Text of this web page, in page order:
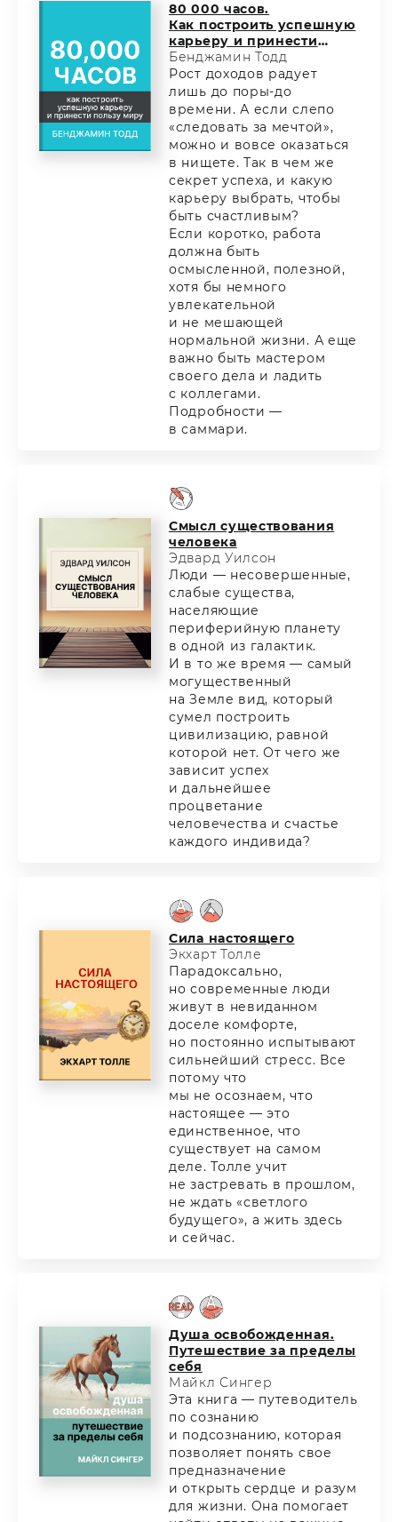
80 000 часов.
Как построить успешную
карьеру и принести
пользу миру
Бенджамин Тодд
Рост доходов радует
лишь до поры-до
времени. А если слепо
«следовать за мечтой»,
можно и вовсе оказаться
в нищете. Так в чем же
секрет успеха, и какую
карьеру выбрать, чтобы
быть счастливым?
Если коротко, работа
должна быть
осмысленной, полезной,
хотя бы немного
увлекательной
и не мешающей
нормальной жизни. А еще
важно быть мастером
своего дела и ладить
с коллегами.
Подробности —
в саммари.
Смысл существования
человека
Эдвард Уилсон
Люди — несовершенные,
слабые существа,
населяющие
периферийную планету
в одной из галактик.
И в то же время — самый
могущественный
на Земле вид, который
сумел построить
цивилизацию, равной
которой нет. От чего же
зависит успех
и дальнейшее
процветание
человечества и счастье
каждого индивида?
Сила настоящего
Экхарт Толле
Парадоксально,
но современные люди
живут в невиданном
доселе комфорте,
но постоянно испытывают
сильнейший стресс. Все
потому что
мы не осознаем, что
настоящее — это
единственное, что
существует на самом
деле. Толле учит
не застревать в прошлом,
не ждать «светлого
будущего», а жить здесь
и сейчас.
Душа освобожденная.
Путешествие за пределы
себя
Майкл Сингер
Эта книга — путеводитель
по сознанию
и подсознанию, которая
позволяет понять свое
предназначение
и открыть сердце и разум
для жизни. Она помогает